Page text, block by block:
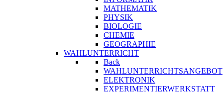
MATHEMATIK
PHYSIK
BIOLOGIE
CHEMIE
GEOGRAPHIE
WAHLUNTERRICHT
Back
WAHLUNTERRICHTSANGEBOT
ELEKTRONIK
EXPERIMENTIERWERKSTATT